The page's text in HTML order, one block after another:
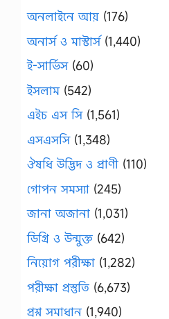
অনলাইনে আয় (176)
অনার্স ও মাস্টার্স(1,440)
ই-সার্ভিস(60)
ইসলাম(542)
এইচ এস সি(1,561)
এসএসসি(1,348)
ঔষধি উদ্ভিদ ও প্রাণী (110)
গোপন সমস্যা (245)
জানা অজানা (1,031)
ডিগ্রি ও উন্মুক্ত (642)
নিয়োগ পরীক্ষা (1,282)
পরীক্ষা প্রস্তুতি (6,673)
প্রশ্ন সমাধান (1,940)